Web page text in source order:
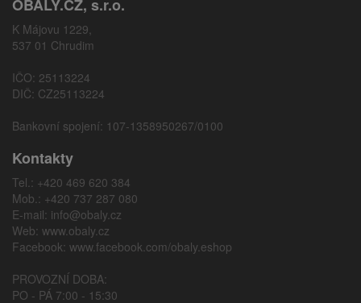
OBALY.CZ, s.r.o.
K Májovu 1229,
537 01 Chrudim
IČO: 25113224
DIČ: CZ25113224
Bankovní spojení: 107-1358950267/0100
Kontakty
Tel.: +420 469 620 384
Mob.: +420 737 287 080
E-mail: info@obaly.cz
Web: www.obaly.cz
Facebook: www.facebook.com/obaly.eshop
PROVOZNÍ DOBA:
PO - PÁ 7:00 - 15:30